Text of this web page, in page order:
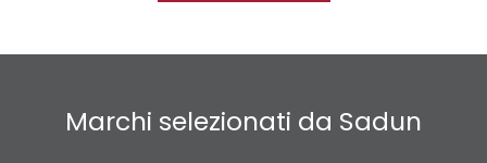
Marchi selezionati da Sadun